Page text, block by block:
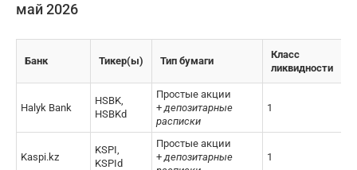
май 2026
Банк Тикер(ы) Тип бумаги
Класс
ликвидности
Halyk Bank
HSBK,
HSBKd
Простые акции
+ депозитарные
расписки
1
Kaspi.kz
KSPI,
KSPId
Простые акции
+ депозитарные
1